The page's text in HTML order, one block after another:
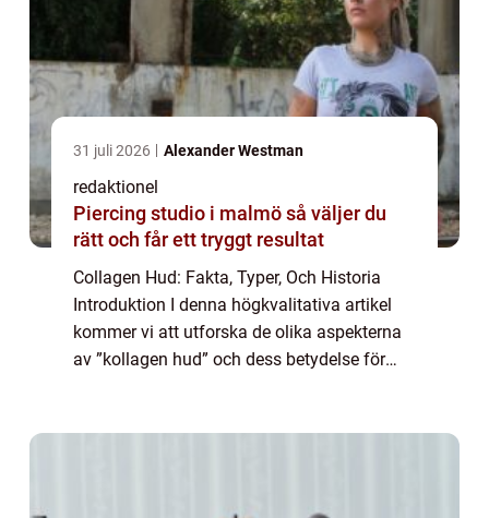
31 juli 2026 Alexander Westman
redaktionel
Piercing studio i malmö så väljer du
rätt och får ett tryggt resultat
Collagen Hud: Fakta, Typer, Och Historia
Introduktion I denna högkvalitativa artikel
kommer vi att utforska de olika aspekterna
av ”kollagen hud” och dess betydelse för